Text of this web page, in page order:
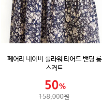
페어리 네이비 플라워 티어드 밴딩 롱
스커트
158,000원